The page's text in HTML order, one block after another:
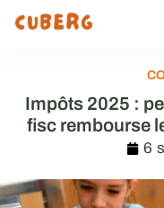
Impôts 2025 :
fisc rembourse
6